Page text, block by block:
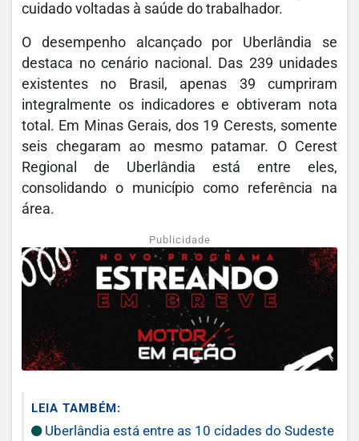
cuidado voltadas à saúde do trabalhador.
O desempenho alcançado por Uberlândia se
destaca no cenário nacional. Das 239 unidades
existentes no Brasil, apenas 39 cumpriram
integralmente os indicadores e obtiveram nota
total. Em Minas Gerais, dos 19 Cerests, somente
seis chegaram ao mesmo patamar. O Cerest
Regional de Uberlândia está entre eles,
consolidando o município como referência na
área.
Publicidade
LEIA TAMBÉM:
Uberlândia está entre as 10 cidades do Sudeste